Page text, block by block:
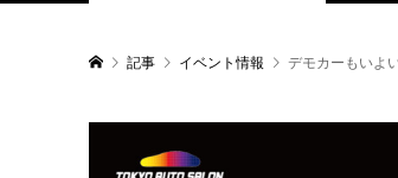
記事 イベント情報 デモカーもいよ